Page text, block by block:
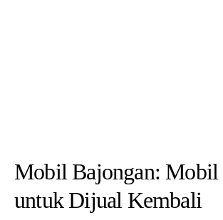
Mobil Bajongan: Mobil
untuk Dijual Kembali